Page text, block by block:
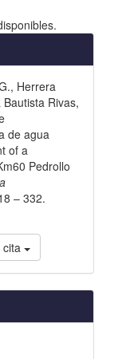
Herrera
Rivas,
de agua
of a
Pedrollo
– 332.
cita